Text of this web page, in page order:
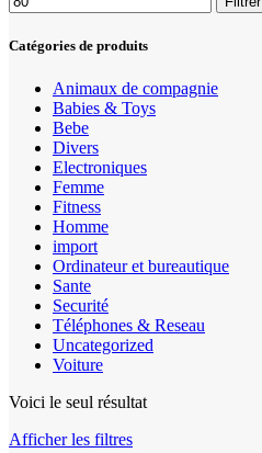
Catégories de produits
Animaux de compagnie
Babies & Toys
Bebe
Divers
Electroniques
Femme
Fitness
Homme
import
Ordinateur et bureautique
Sante
Securité
Téléphones & Reseau
Uncategorized
Voiture
Voici le seul résultat
Afficher les filtres